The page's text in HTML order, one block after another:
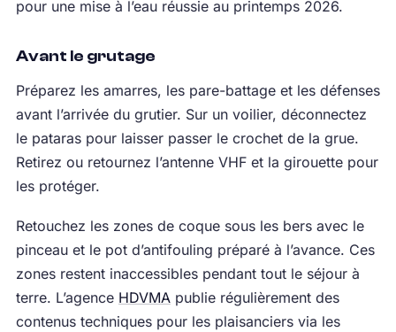
pour une mise à l’eau réussie au printemps 2026.
Avant le grutage
Préparez les amarres, les pare-battage et les défenses
avant l’arrivée du grutier. Sur un voilier, déconnectez
le pataras pour laisser passer le crochet de la grue.
Retirez ou retournez l’antenne VHF et la girouette pour
les protéger.
Retouchez les zones de coque sous les bers avec le
pinceau et le pot d’antifouling préparé à l’avance. Ces
zones restent inaccessibles pendant tout le séjour à
terre. L’agence HDVMApublie régulièrement des
contenus techniques pour les plaisanciers via les